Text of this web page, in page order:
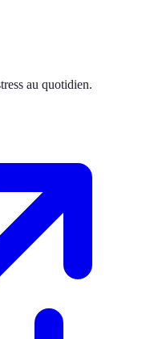
au quotidien.